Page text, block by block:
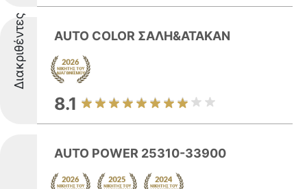
Διακριθέντες AUTO COLOR ΣΑΛΗ&ATAKAN
8.1
AUTO POWER 25310-33900